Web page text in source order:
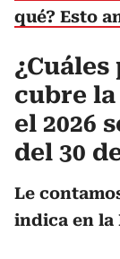
qué? Esto
cubre la
el 2026
del 30
Le
indica en la